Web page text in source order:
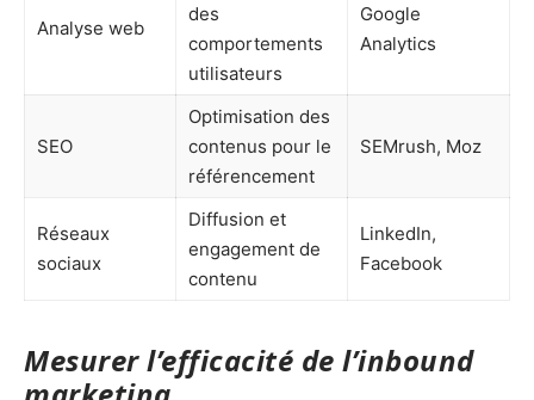
Analyse web
des
comportements
utilisateurs
Google
Analytics
SEO
Optimisation des
contenus pour le
référencement
SEMrush, Moz
Réseaux
sociaux
Diffusion et
engagement de
contenu
LinkedIn,
Facebook
Mesurer l’efficacité de l’inbound